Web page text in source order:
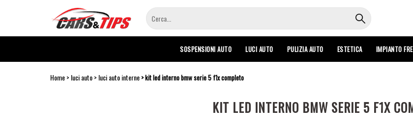
principale
SOSPENSIONI AUTO LUCI AUTO PULIZIA AUTO ESTETICA IMPIANTO
Home luci auto luci auto interne kit led interno bmw serie 5 f1x completo
KIT LED INTERNO BMW SERIE 5 F1X